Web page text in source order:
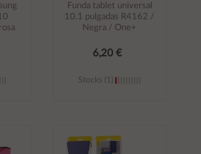
Funda tablet universal
10.1 pulgadas R4162 /
Negra / One+
6,20 €
Stocks (1)
carrito